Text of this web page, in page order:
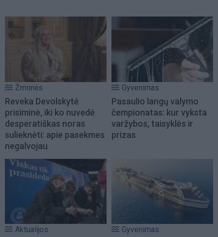
Žmonės
Reveka Devolskytė
prisiminė, iki ko nuvedė
desperatiškas noras
sulieknėti: apie pasekmes
negalvojau
Gyvenimas
Pasaulio langų valymo
čempionatas: kur vyksta
varžybos, taisyklės ir
prizas
Aktualijos Gyvenimas